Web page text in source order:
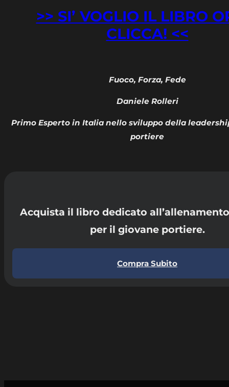
>> SI’ VOGLIO IL LIBRO
CLICCA! <<
Fuoco, Forza, Fede
Daniele Rolleri
Primo Esperto in Italia nello sviluppo della
portiere
Acquista il libro dedicato
per il giovane portiere.
Compra Subito